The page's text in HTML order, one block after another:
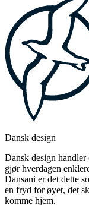
Dansk design
Dansk design handler
gjør hverdagen
Dansani er det dette
en fryd for øyet, det
komme hjem.